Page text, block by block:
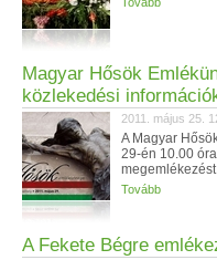
Magyar Hősök
közlekedési
2011. május 25.
A Magyar
29-én 10.00
Tovább
A Fekete Bégre